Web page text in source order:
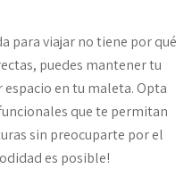
para viajar no tiene por qué
puedes mantener tu
en tu maleta. Opta
que te permitan
sin preocuparte por el
es posible!